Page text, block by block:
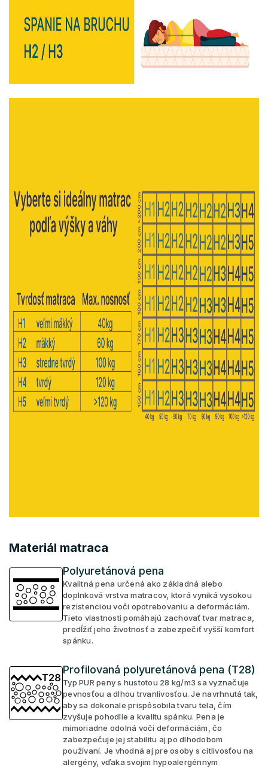
Materiál matraca
Polyuretánová pena
Kvalitná pena určená ako základná alebo
doplnková vrstva matracov, ktorá vyniká vysokou
rezistenciou voči opotrebovaniu a deformáciám.
Tieto vlastnosti pomáhajú zachovať tvar matraca,
predĺžiť jeho životnosť a zabezpečiť vyšší komfort
spánku.
Profilovaná polyuretánová pena (T28)
Typ PUR peny s hustotou 28 kg/m3 sa vyznačuje
pevnosťou a dlhou trvanlivosťou. Je navrhnutá tak,
aby sa dokonale prispôsobila tvaru tela, čím
zvyšuje pohodlie a kvalitu spánku. Pena je
mimoriadne odolná voči deformáciám, čo
zabezpečuje jej stabilitu aj po dlhodobom
používaní. Je vhodná aj pre osoby s citlivosťou na
alergény, vďaka svojim hypoalergénnym